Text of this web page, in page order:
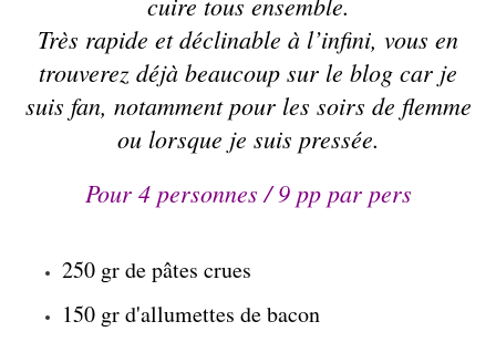
Très rapide et déclinable à l’infini, vous en
trouverez déjà beaucoup sur le blog car je
suis fan, notamment pour les soirs de flemme
ou lorsque je suis pressée.
Pour 4 personnes / 9 pp par pers
250 gr depâtes crues
150 gr d'allumettes de bacon